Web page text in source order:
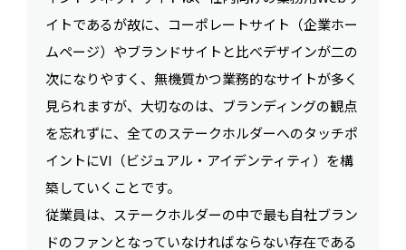
イトであるが故に、コーポレートサイト（企業ホー
ムページ）やブランドサイトと比べデザインが二の
次になりやすく、無機質かつ業務的なサイトが多く
見られますが、大切なのは、ブランディングの観点
を忘れずに、全てのステークホルダーへのタッチポ
イントにVI（ビジュアル・アイデンティティ）を構
築していくことです。
従業員は、ステークホルダーの中で最も自社ブラン
ドのファンとなっていなければならない存在である